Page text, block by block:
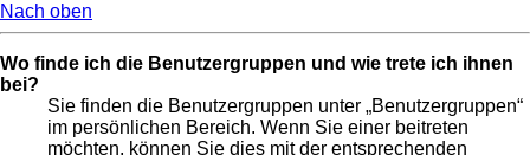
Nach oben
Wo finde ich die Benutzergruppen und wie trete ich ihnen
bei?
Sie finden die Benutzergruppen unter „Benutzergruppen“
im persönlichen Bereich. Wenn Sie einer beitreten
möchten, können Sie dies mit der entsprechenden